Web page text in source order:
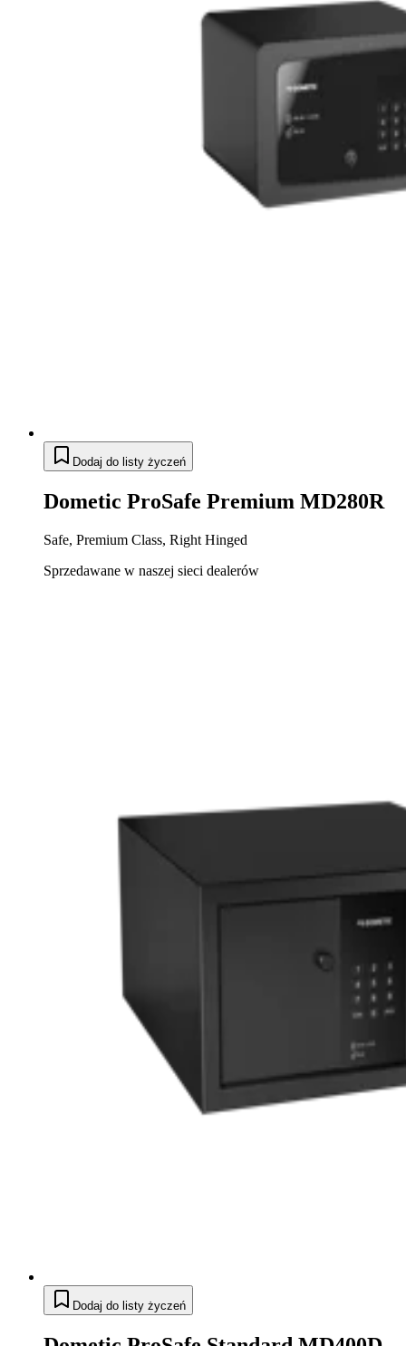
Dodaj do listy życzeń
Dometic ProSafe Premium MD280R
Safe, Premium Class, Right Hinged
Sprzedawane w naszej sieci dealerów
Dodaj do listy życzeń